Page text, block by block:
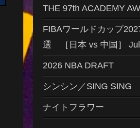
THE 97th ACADEMY
FIBAワールドカップ
選 ［日本 vs 中国］
2026 NBA DRAFT
シンシン／SING SING
ナイトフラワー